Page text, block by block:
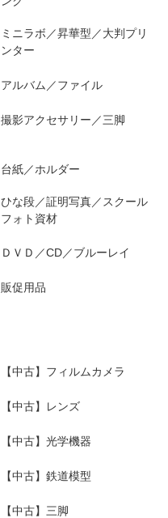
ミニラボ／昇華型／大判プリ
ンター
アルバム／ファイル
撮影アクセサリー／三脚
台紙／ホルダー
ひな段／証明写真／スクール
フォト資材
ＤＶＤ／CD／ブルーレイ
販促用品
【中古】フィルムカメラ
【中古】レンズ
【中古】光学機器
【中古】鉄道模型
【中古】三脚